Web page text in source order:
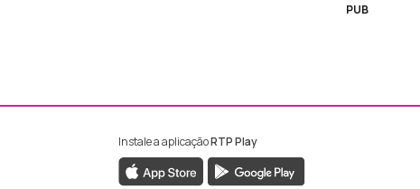
PUB
da RTP Madeira
da RTP Madeira
Instale a aplicaçãoRTP Play